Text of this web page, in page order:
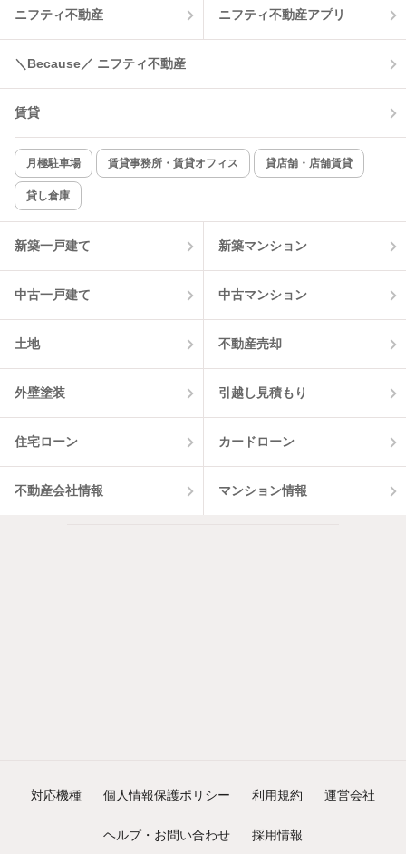
ニフティ不動産 ニフティ不動産アプリ
＼Because／ ニフティ不動産
賃貸
月極駐車場 賃貸事務所・賃貸オフィス 貸店舗・店舗賃貸
貸し倉庫
新築一戸建て 新築マンション
中古一戸建て 中古マンション
土地 不動産売却
外壁塗装 引越し見積もり
住宅ローン カードローン
不動産会社情報 マンション情報
対応機種 個人情報保護ポリシー 利用規約 運営会社
ヘルプ・お問い合わせ 採用情報